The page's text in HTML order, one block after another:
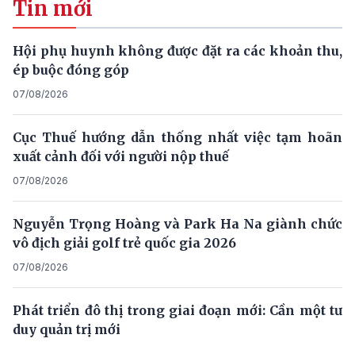
Tin mới
Hội phụ huynh không được đặt ra các khoản thu,
ép buộc đóng góp
07/08/2026
Cục Thuế hướng dẫn thống nhất việc tạm hoãn
xuất cảnh đối với người nộp thuế
07/08/2026
Nguyễn Trọng Hoàng và Park Ha Na giành chức
vô địch giải golf trẻ quốc gia 2026
07/08/2026
Phát triển đô thị trong giai đoạn mới: Cần một tư
duy quản trị mới